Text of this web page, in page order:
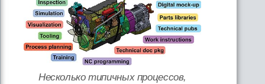
Несколько типичных процессов,